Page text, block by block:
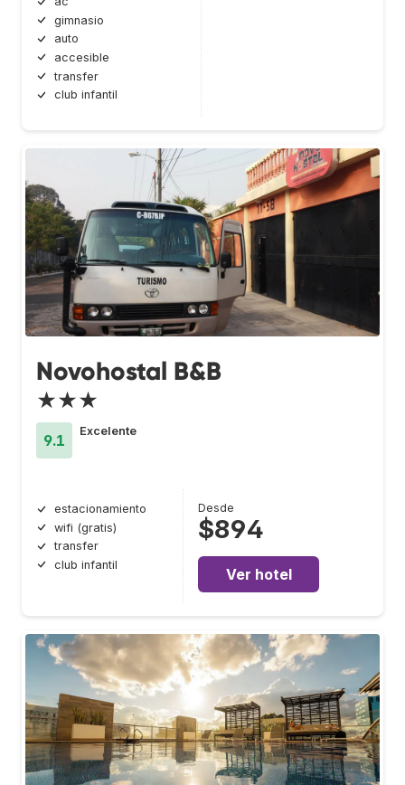
gimnasio
auto
accesible
transfer
club infantil
Novohostal B&B
★★★
9.1
Excelente
estacionamiento
wifi (gratis)
transfer
club infantil
Desde
$894
Ver hotel